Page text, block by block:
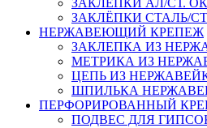
ЗАКЛЁПКИ АЛ/СТ.
ЗАКЛЁПКИ СТАЛЬ/
НЕРЖАВЕЮЩИЙ КРЕПЕЖ
ЗАКЛЕПКА ИЗ
МЕТРИКА ИЗ
ЦЕПЬ ИЗ
ШПИЛЬКА
ПЕРФОРИРОВАННЫЙ
ПОДВЕС ДЛЯ